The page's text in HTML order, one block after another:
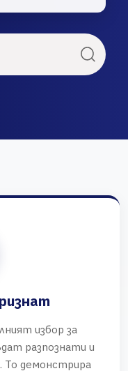
избор за
разпознати и
То демонстрира